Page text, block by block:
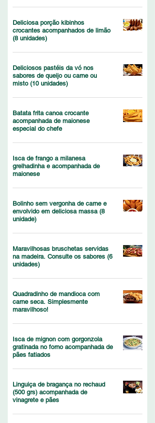
Deliciosa porção kibinhos
crocantes acompanhados de limão
(8 unidades)
Deliciosos pastéis da vó nos
sabores de queijo ou carne ou
misto (10 unidades)
Batata frita canoa crocante
acompanhada de maionese
especial do chefe
Isca de frango a milanesa
grelhadinha e acompanhada de
maionese
Bolinho sem vergonha de carne e
envolvido em deliciosa massa (8
unidade)
Maravilhosas bruschetas servidas
na madeira. Consulte os sabores (6
unidades)
Quadradinho de mandioca com
carne seca. Simplesmente
maravilhoso!
Isca de mignon com gorgonzola
gratinada no forno acompanhada de
pães fatiados
Linguiça de bragança no rechaud
(500 grs) acompanhada de
vinagrete e pães